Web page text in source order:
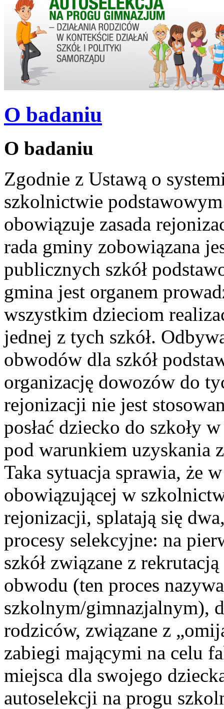
O badaniu
O badaniu
Zgodnie z Ustawą o
szkolnictwie
obowiązuje zasada
rada gminy zobowiązana
publicznych szkół
gmina jest organem
wszystkim dzieciom
jednej z tych szkół.
obwodów dla szkół
organizację dowozów do
rejonizacji nie jest
posłać dziecko do szkoły
pod warunkiem uzyskania
Taka sytuacja sprawia, że
obowiązującej w
rejonizacji, splatają się
procesy selekcyjne: na
szkół związane z
obwodu (ten proces
szkolnym/gimnazjalnym),
rodziców, związane z
zabiegi mającymi na celu
miejsca dla swojego
autoselekcji na progu